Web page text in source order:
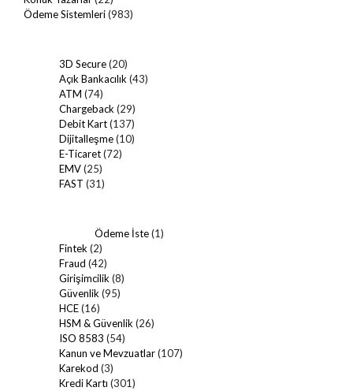
Ödeme Sistemleri(983)
3D Secure(20)
Açık Bankacılık (43)
ATM (74)
Chargeback (29)
Debit Kart(137)
Dijitalleşme(10)
E-Ticaret(72)
EMV(25)
FAST (31)
Ödeme İste(1)
Fintek (2)
Fraud (42)
Girişimcilik (8)
Güvenlik (95)
HCE(16)
HSM & Güvenlik (26)
ISO 8583 (54)
Kanun ve Mevzuatlar(107)
Karekod (3)
Kredi Kartı (301)